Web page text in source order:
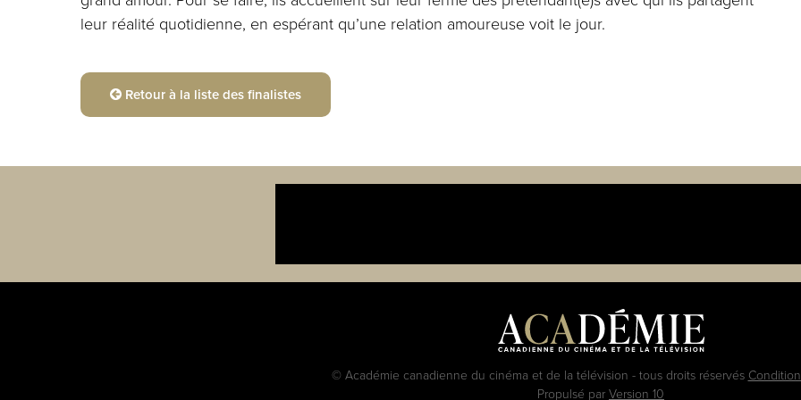
leur réalité quotidienne, en espérant qu’une relation amoureuse voit le jour.
Retour à la liste des finalistes
© Académie canadienne du cinéma et de la télévision - tous droits réservés
Propulsé par Version 10